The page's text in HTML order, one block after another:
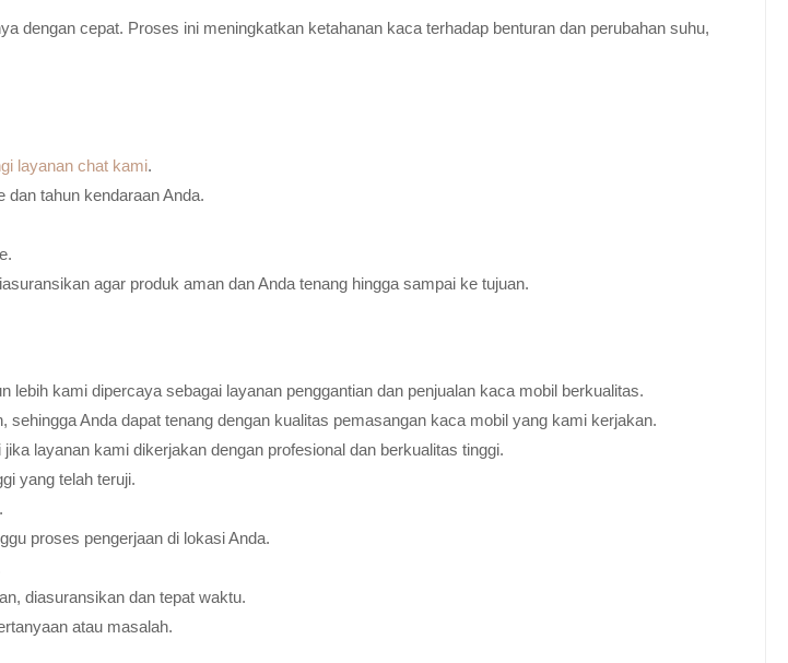
dengan cepat. Proses ini meningkatkan ketahanan kaca terhadap benturan dan perubahan suhu,
layanan chat kami.
tahun kendaraan Anda.
agar produk aman dan Anda tenang hingga sampai ke tujuan.
kami dipercaya sebagai layanan penggantian dan penjualan kaca mobil berkualitas.
Anda dapat tenang dengan kualitas pemasangan kaca mobil yang kami kerjakan.
layanan kami dikerjakan dengan profesional dan berkualitas tinggi.
yang telah teruji.
proses pengerjaan di lokasi Anda.
diasuransikan dan tepat waktu.
atau masalah.